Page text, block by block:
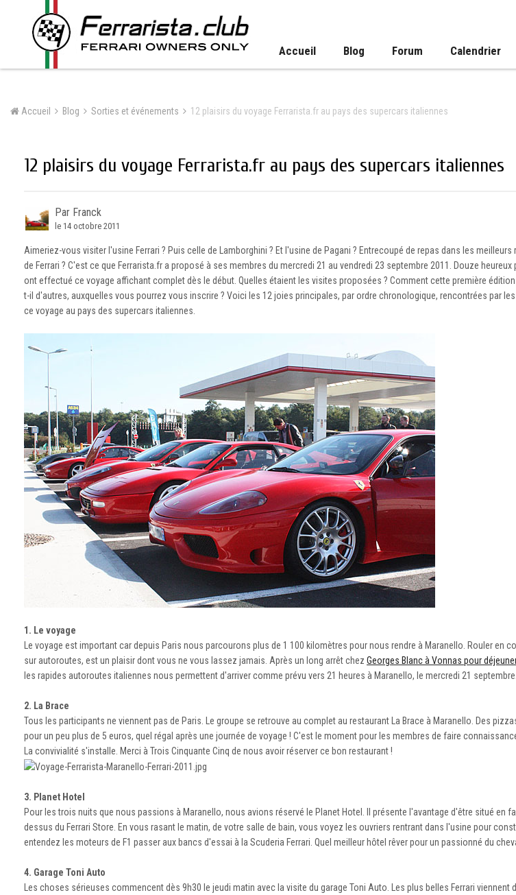
Accueil Blog Forum Calendrier
Accueil Blog Sorties et événements 12 plaisirs du voyage Ferrarista.fr au pays des supercars italiennes
12 plaisirs du voyage Ferrarista.fr au pays des supercars italiennes
Par Franck
le 14 octobre 2011
Aimeriez-vous visiter l'usine Ferrari ? Puis celle de Lamborghini ? Et l'usine de Pagani ? Entrecoupé de repas dans les
de Ferrari ? C'est ce que Ferrarista.fr a proposé à ses membres du mercredi 21 au vendredi 23 septembre 2011. Douze heureux
ont effectué ce voyage affichant complet dès le début. Quelles étaient les visites proposées ? Comment cette première
t-il d'autres, auxquelles vous pourrez vous inscrire ? Voici les 12 joies principales, par ordre chronologique, rencontrées par
ce voyage au pays des supercars italiennes.
1. Le voyage
Le voyage est important car depuis Paris nous parcourons plus de 1 100 kilomètres pour nous rendre à Maranello. Rouler en
sur autoroutes, est un plaisir dont vous ne vous lassez jamais. Après un long arrêt chez Georges Blanc à Vonnas pour déjeuner
les rapides autoroutes italiennes nous permettent d'arriver comme prévu vers 21 heures à Maranello, le mercredi 21 septembre.
2. La Brace
Tous les participants ne viennent pas de Paris. Le groupe se retrouve au complet au restaurant La Brace à Maranello. Des
pour un peu plus de 5 euros, quel régal après une journée de voyage ! C'est le moment pour les membres de faire
La convivialité s'installe. Merci à Trois Cinquante Cinq de nous avoir réserver ce bon restaurant !
3. Planet Hotel
Pour les trois nuits que nous passions à Maranello, nous avions réservé le Planet Hotel. Il présente l'avantage d'être situé en
dessus du Ferrari Store. En vous rasant le matin, de votre salle de bain, vous voyez les ouvriers rentrant dans l'usine pour
entendez les moteurs de F1 passer aux bancs d'essai à la Scuderia Ferrari. Quel meilleur hôtel rêver pour un passionné du
4. Garage Toni Auto
Les choses sérieuses commencent dès 9h30 le jeudi matin avec la visite du garage Toni Auto. Les plus belles Ferrari